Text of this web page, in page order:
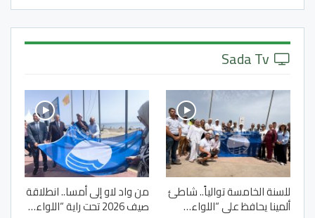
للسنة الخامسة توالياً.. شاطئ
ألمينا يحافظ على “اللواء…
من واد لاو إلى أمسا.. انطلاقة
صيف 2026 تحت راية “اللواء…